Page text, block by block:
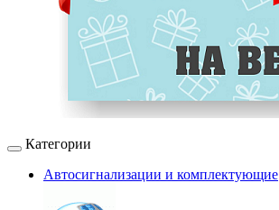
Категории
Автосигнализации и комплектующие